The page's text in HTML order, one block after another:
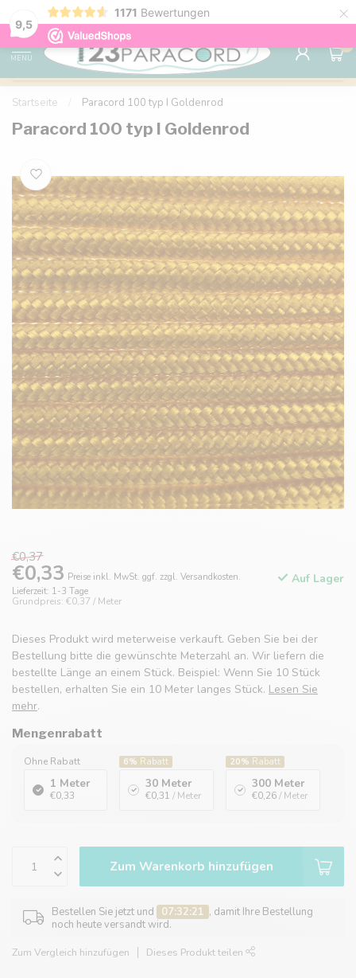
9,5
1171 Bewertungen ×
Kostenlose Lieferung nach Hause ab 150 €
MENU
0
Startseite Paracord 100 typ I Goldenrod
Paracord 100 typ I Goldenrod
€0,37
€0,33 Preise inkl. MwSt. ggf. zzgl. Versandkosten.
Lieferzeit: 1-3 Tage
Grundpreis: €0,37 / Meter
Auf Lager
Dieses Produkt wird meterweise verkauft. Geben Sie bei der
Bestellung bitte die gewünschte Meterzahl an. Wir liefern die
bestellte Länge an einem Stück. Beispiel: Wenn Sie 10 Stück
bestellen, erhalten Sie ein 10 Meter langes Stück. Lesen Sie
mehr.
Mengenrabatt
Ohne Rabatt
1 Meter
€0,33
6% Rabatt
30 Meter
€0,31 / Meter
20% Rabatt
300 Meter
€0,26/ Meter
Zum Warenkorb hinzufügen
Bestellen Sie jetzt und 07:32:21 , damit Ihre Bestellung
noch heute versandt wird.
Zum Vergleich hinzufügen Dieses Produkt teilen